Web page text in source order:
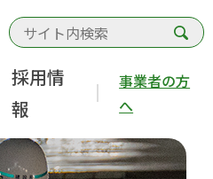
採用情
報
事業者の方
へ